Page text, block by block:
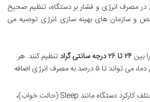
در مصرف انرژی و فشار بر دستگاه، تنظیم صحیح
و سازمان های بهینه سازی انرژی توصیه می
بین ۲۴ تا ۲۶ درجه سانتی گراد
تنظیم کنند. هر
یک درجه کاهش دما، می تواند تا ۵ درصد به مصرف انرژی اضافه
از حالت های مختلف کارکرد دستگاه مانند Sleep (حالت خواب)،